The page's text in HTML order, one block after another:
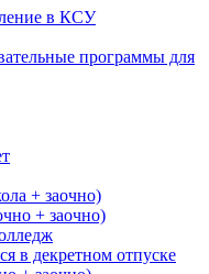
в КСУ
программы для
+ заочно)
+ заочно)
в декретном отпуске